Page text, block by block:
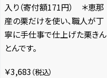
入り（寄付額171円） ＊恵那
産の栗だけを使い、職人が丁
寧に手仕事で仕上げた栗きん
とんです。
￥3,683（税込）